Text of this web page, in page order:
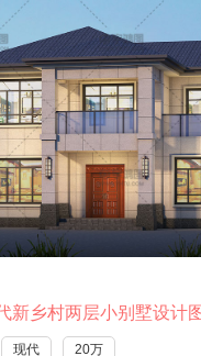
新乡村两层小别墅设计
现代 20万